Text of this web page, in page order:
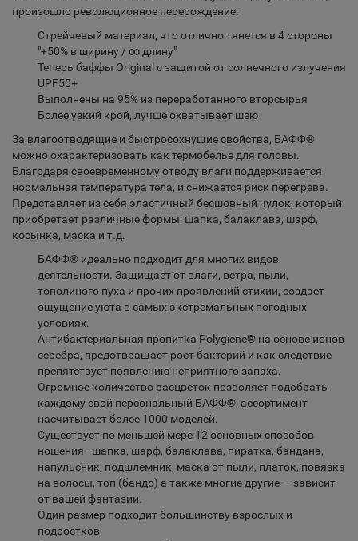
произошло революционное перерождение:
Стрейчевый материал, что отлично тянется в 4 стороны
"+50% в ширину / ∞ длину"
Теперь баффы Original c защитой от солнечного излучения
UPF50+
Выполнены на 95% из переработанного вторсырья
Более узкий крой, лучше охватывает шею
За влагоотводящие и быстросохнущие свойства, БАФФ®
можно охарактеризовать как термобелье для головы.
Благодаря своевременному отводу влаги поддерживается
нормальная температура тела, и снижается риск перегрева.
Представляет из себя эластичный бесшовный чулок, который
приобретает различные формы: шапка, балаклава, шарф,
косынка, маска и т.д.
БАФФ® идеально подходит для многих видов
деятельности. Защищает от влаги, ветра, пыли,
тополиного пуха и прочих проявлений стихии, создает
ощущение уюта в самых экстремальных погодных
условиях.
Антибактериальная пропитка Polygiene® на основе ионов
серебра, предотвращает рост бактерий и как следствие
препятствует появлению неприятного запаха.
Огромное количество расцветок позволяет подобрать
каждому свой персональный БАФФ®, ассортимент
насчитывает более 1000 моделей.
Существует по меньшей мере 12 основных способов
ношения - шапка, шарф, балаклава, пиратка, бандана,
напульсник, подшлемник, маска от пыли, платок, повязка
на волосы, топ (бандо) а также многие другие — зависит
от вашей фантазии.
Один размер подходит большинству взрослых и
подростков.